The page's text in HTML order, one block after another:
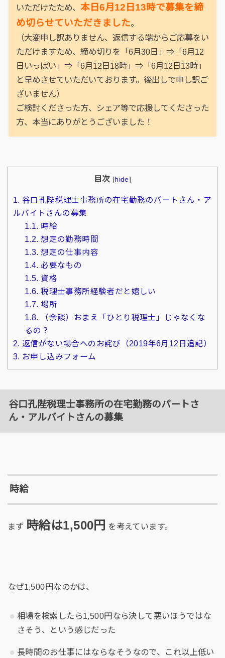
いただけたため、 本日6月12日13時で募集を締
め切らせていただきました。
（大変申し訳ありません、返信する端からご応募をい
ただけますため、締め切りを「6月30日」⇒「6月12
日いっぱい」⇒「6月12日18時」⇒「6月12日13時」
と早めさせていただいております。後出しで申し訳ご
ざいません）
ご検討くださった方、シェア等で応援してくださった
方、本当にありがとうございました！
目次 [hide]
1. 谷口孔陛税理士事務所の在宅勤務のパートさん・ア
ルバイトさんの募集
1.1. 時給
1.2. 想定の勤務時間
1.3. 想定の仕事内容
1.4. 必要なもの
1.5. 資格
1.6. 税理士事務所経験者だと嬉しい
1.7. 場所
1.8.
（余談）おまえ「ひとり税理士」じゃなくな
るの？
2. 返信がない場合へのお詫び（2019年6月12日追記）
3. お申し込みフォーム
谷口孔陛税理士事務所の在宅勤務のパートさ
ん・アルバイトさんの募集
時給
まず 時給は1,500円 を考えています。
なぜ1,500円なのかは、
相場を検索したら1,500円なら決して悪いほうではな
さそう、という感じだった
長時間のお仕事にはならなそうなので、これ以上低い